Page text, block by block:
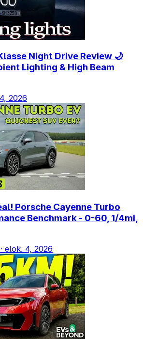
Night Drive Review 🌙
Lighting & High Beam
2026
Porsche Cayenne Turbo
Benchmark - 0-60, 1/4mi,
· elok. 4, 2026